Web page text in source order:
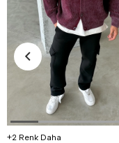
2 Renk Daha